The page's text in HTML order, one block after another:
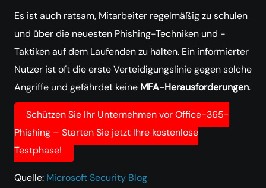
Es ist auch ratsam, Mitarbeiter regelmäßig zu schulen
und über die neuesten Phishing-Techniken und -
Taktiken auf dem Laufenden zu halten. Ein informierter
Nutzer ist oft die erste Verteidigungslinie gegen solche
Angriffe und gefährdet keine MFA-Herausforderungen.
Schützen Sie Ihr Unternehmen vor Office-365-
Phishing – Starten Sie jetzt Ihre kostenlose
Testphase!
Quelle: Microsoft Security Blog